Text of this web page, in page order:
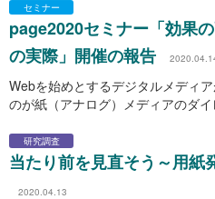
セミナー
page2020セミナー「効果
の実際」開催の報告
Webを始めとするデジタルメディ
のが紙（アナログ）メディアのダイ
研究調査
当たり前を見直そう～用紙
2020.04.13